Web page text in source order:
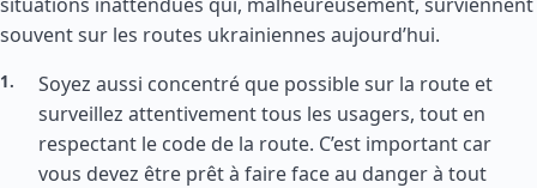
souvent sur les routes ukrainiennes aujourd’hui.
Soyez aussi concentré que possible sur la route et
surveillez attentivement tous les usagers, tout en
respectant le code de la route. C’est important car
vous devez être prêt à faire face au danger à tout